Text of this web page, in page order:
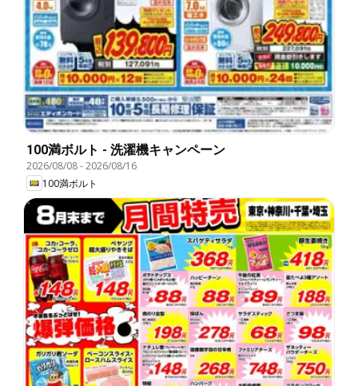
100満ボルト - 洗濯機キャンペーン
2026/08/08-2026/08/16
100満ボルト